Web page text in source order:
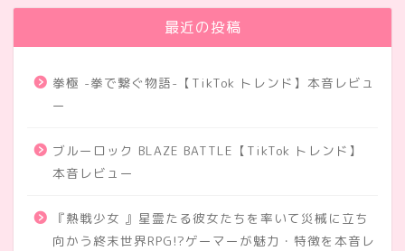
最近の投稿
拳極 -拳で繋ぐ物語-【TikTok トレンド】本音レビュ
ー
ブルーロック BLAZE BATTLE【TikTok トレンド】
本音レビュー
『熱戦少女 』星霊たる彼女たちを率いて災械に立ち
向かう終末世界RPG!?ゲーマーが魅力・特徴を本音レ